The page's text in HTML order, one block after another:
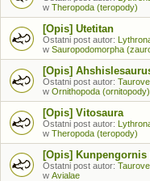
w Theropoda (teropody)
[Opis] Utetitan
Ostatni post autor:
w Sauropodomorpha
[Opis]
Ostatni post autor:
w Ornithopoda
[Opis] Vitosaura
Ostatni post autor:
w Theropoda (teropody)
[Opis] Kunpengornis
Ostatni post autor:
w Avialae